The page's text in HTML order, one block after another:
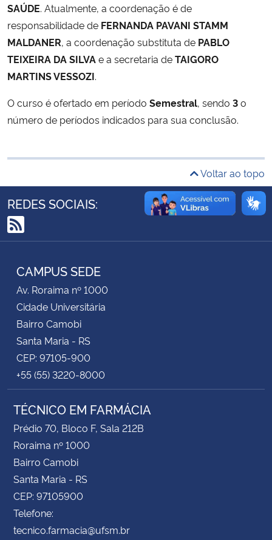
Ministério da Cidadania
Ministério da Saúde
Ministério de Minas e Energia
Ministério da Ciência, Tecnologia, Inovações e Comunicações
Ministério do Desenvolvimento Regional
Controladoria-Geral da União
Secretaria-Geral
Secretaria de Governo
Gabinete de Segurança Institucional
Advocacia-Geral da União
Banco Central do Brasil
Planalto
SAÚDE. Atualmente, a coordenação é de
responsabilidade de FERNANDA PAVANI STAMM
MALDANER, a coordenação substituta de PABLO
TEIXEIRA DA SILVAe a secretaria deTAIGORO
MARTINS VESSOZI.
O curso é ofertado em período Semestral, sendo 3o
número de períodos indicados para sua conclusão.
Voltar ao topo
REDES SOCIAIS:
RSS
CAMPUS SEDE
Av. Roraima nº 1000
Cidade Universitária
Bairro Camobi
Santa Maria - RS
CEP: 97105-900
+55 (55) 3220-8000
TÉCNICO EM FARMÁCIA
Prédio 70, Bloco F, Sala 212B
Roraima nº 1000
Bairro Camobi
Santa Maria - RS
CEP: 97105900
Telefone:
tecnico.farmacia@ufsm.br